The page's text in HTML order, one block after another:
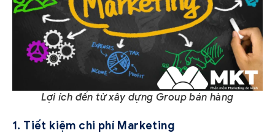
Lợi ích đến từ xây dựng Group bán hàng
1. Tiết kiệm chi phí Marketing